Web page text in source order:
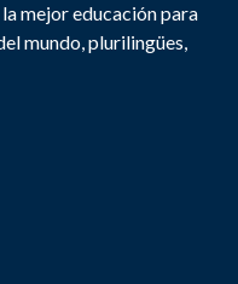
mejor educación para
mundo, plurilingües,